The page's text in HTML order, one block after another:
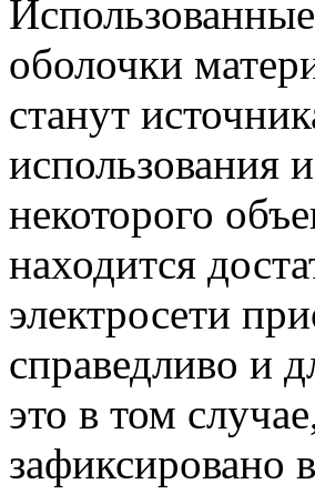
оболочки
станут
использования
некоторого
находится
электросети
справедливо и
это в том
зафиксировано